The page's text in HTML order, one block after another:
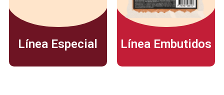
Línea Especial Línea Embutidos